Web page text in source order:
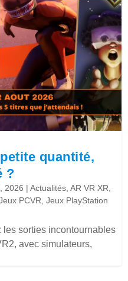
quantité,
?
2026 |Actualités ,AR VR XR
PCVR ,Jeux PlayStation
les sorties incontournables
avec simulateurs,